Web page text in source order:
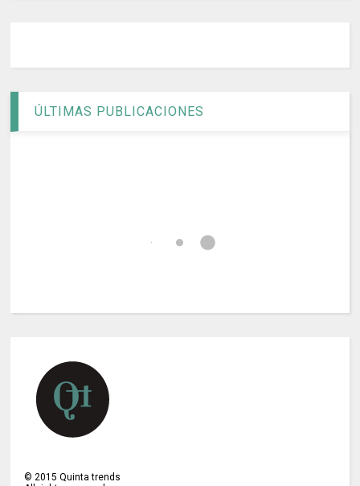
ÚLTIMAS PUBLICACIONES
©2015 Quinta trends